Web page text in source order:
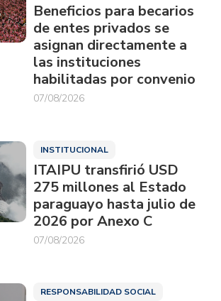
Beneficios para becarios
de entes privados se
asignan directamente a
las instituciones
habilitadas por convenio
07/08/2026
INSTITUCIONAL
ITAIPU transfirió USD
275 millones al Estado
paraguayo hasta julio de
2026 por Anexo C
07/08/2026
RESPONSABILIDAD SOCIAL